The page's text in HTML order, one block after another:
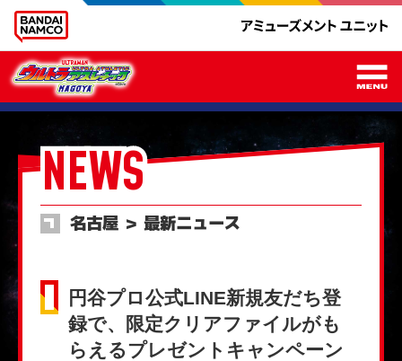
NEWS
名古屋 ＞ 最新ニュース
円谷プロ公式LINE新規友だち登
録で、限定クリアファイルがも
らえるプレゼントキャンペーン